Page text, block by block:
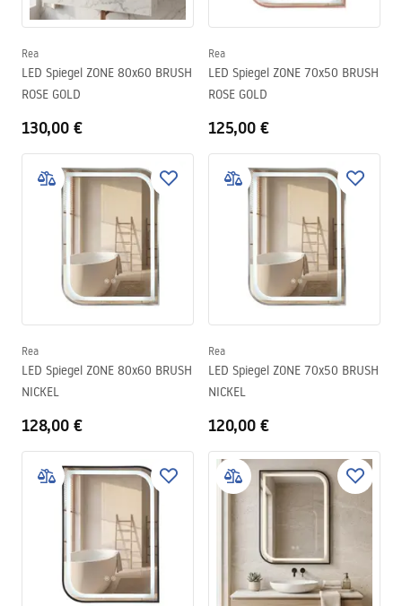
Rea
LED Spiegel ZONE 80x60 BRUSH
ROSE GOLD
130,00 €
Rea
LED Spiegel ZONE 70x50 BRUSH
ROSE GOLD
125,00 €
Rea
LED Spiegel ZONE 80x60 BRUSH
NICKEL
128,00 €
Rea
LED Spiegel ZONE 70x50 BRUSH
NICKEL
120,00 €